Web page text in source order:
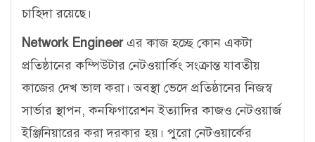
চাহিদা রয়েছে।
Network Engineerএর কাজ হচ্ছে কোন একটা
প্রতিষ্ঠানের কম্পিউটার নেটওয়ার্কিং সংক্রান্ত যাবতীয়
কাজের দেখ ভাল করা। অবস্থা ভেদে প্রতিষ্ঠানের নিজস্ব
সার্ভার স্থাপন, কনফিগারেশন ইত্যাদির কাজও নেটওয়ার্জ
ইঞ্জিনিয়ারের করা দরকার হয়। পুরো নেটওয়ার্কের